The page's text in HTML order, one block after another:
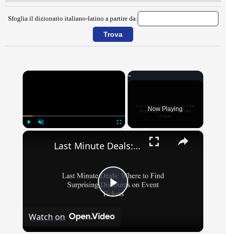
Sfoglia il dizionario italiano-latino a partire da:
×
Now Playing
×
Play
Last Minute Deals: Where to Find Surprising Discounts on Event Tickets
Watch on